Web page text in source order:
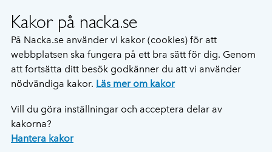
Kakor på nacka.se
På Nacka.se använder vi kakor (cookies) för att
webbplatsen ska fungera på ett bra sätt för dig. Genom
att fortsätta ditt besök godkänner du att vi använder
nödvändiga kakor. Läs mer om kakor
Vill du göra inställningar och acceptera delar av
kakorna?
Hantera kakor